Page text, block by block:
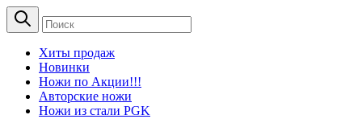
Хиты продаж
Новинки
Ножи по Акции!!!
Авторские ножи
Ножи из стали PGK